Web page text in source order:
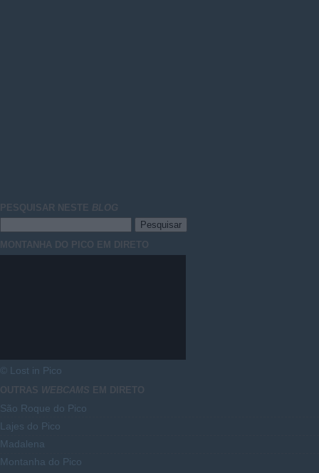
PESQUISAR NESTE BLOG
MONTANHA DO PICO EM DIRETO
© Lost in Pico
OUTRAS WEBCAMS EM DIRETO
São Roque do Pico
Lajes do Pico
Madalena
Montanha do Pico